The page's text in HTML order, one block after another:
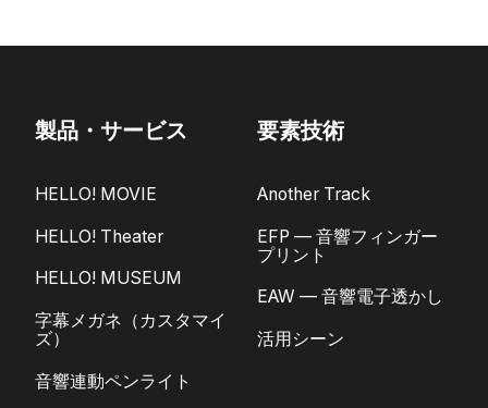
製品・サービス
HELLO! MOVIE
HELLO! Theater
HELLO! MUSEUM
字幕メガネ（カスタマイ
ズ）
音響連動ペンライト
要素技術
Another Track
EFP — 音響フィンガー
プリント
EAW — 音響電子透かし
活用シーン